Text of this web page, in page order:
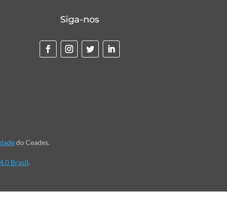
Siga-nos
do Ceades.
Brasil.